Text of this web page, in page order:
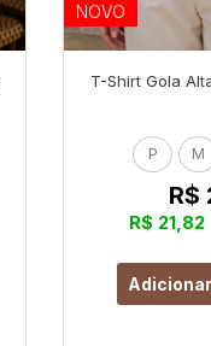
NOVO
T-Shirt Gola
P M
R$
R$ 21,82